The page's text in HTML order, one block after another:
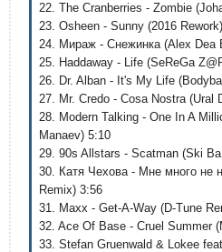
22. The Cranberries - Zombie
23. Osheen - Sunny (2016
24. Мираж - Снежинка (Alex Dea
25. Haddaway - Life (SeReGa
26. Dr. Alban - It's My Life
27. Mr. Credo - Cosa Nostra (Ural
28. Modern Talking - One In A
Manaev) 5:10
29. 90s Allstars - Scatman (Ski
30. Катя Чехова - Мне много не
Remix) 3:56
31. Maxx - Get-A-Way (D-Tune
32. Ace Of Base - Cruel Summer
33. Stefan Gruenwald & Lokee